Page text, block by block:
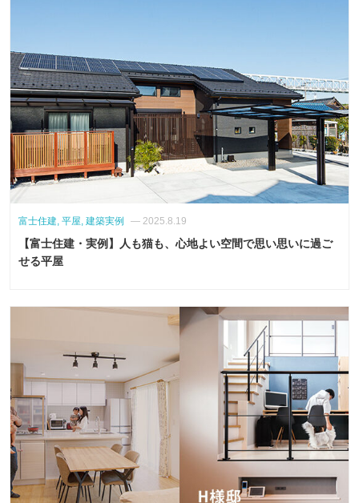
富士住建, 平屋, 建築実例 — 2025.8.19
【富士住建・実例】人も猫も、心地よい空間で思い思いに過ご
せる平屋